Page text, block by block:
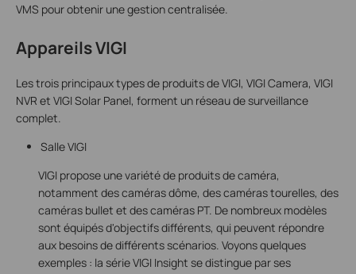
VMS pour obtenir une gestion centralisée.
Appareils VIGI
Les trois principaux types de produits de VIGI, VIGI Camera, VIGI
NVR et VIGI Solar Panel, forment un réseau de surveillance
complet.
Salle VIGI
VIGI propose une variété de produits de caméra,
notamment des caméras dôme, des caméras tourelles, des
caméras bullet et des caméras PT. De nombreux modèles
sont équipés d'objectifs différents, qui peuvent répondre
aux besoins de différents scénarios. Voyons quelques
exemples : la série VIGI Insight se distingue par ses